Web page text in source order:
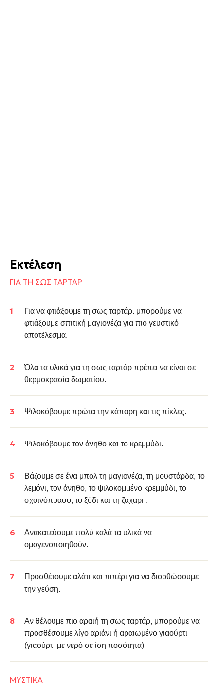
Εκτέλεση
ΓΙΑ ΤΗ ΣΩΣ ΤΑΡΤΑΡ
Για να φτιάξουμε τη σως ταρτάρ, μπορούμε να
φτιάξουμε σπιτική μαγιονέζα για πιο γευστικό
αποτέλεσμα.
Όλα τα υλικά για τη σως ταρτάρ πρέπει να είναι σε
θερμοκρασία δωματίου.
Ψιλοκόβουμε πρώτα την κάπαρη και τις πίκλες.
Ψιλοκόβουμε τον άνηθο και το κρεμμύδι.
Βάζουμε σε ένα μπολ τη μαγιονέζα, τη μουστάρδα, το
λεμόνι, τον άνηθο, το ψιλοκομμένο κρεμμύδι, το
σχοινόπρασο, το ξύδι και τη ζάχαρη.
Ανακατεύουμε πολύ καλά τα υλικά να
ομογενοποιηθούν.
Προσθέτουμε αλάτι και πιπέρι για να διορθώσουμε
την γεύση.
Αν θέλουμε πιο αραιή τη σως ταρτάρ, μπορούμε να
προσθέσουμε λίγο αριάνι ή αραιωμένο γιαούρτι
(γιαούρτι με νερό σε ίση ποσότητα).
ΜΥΣΤΙΚΑ